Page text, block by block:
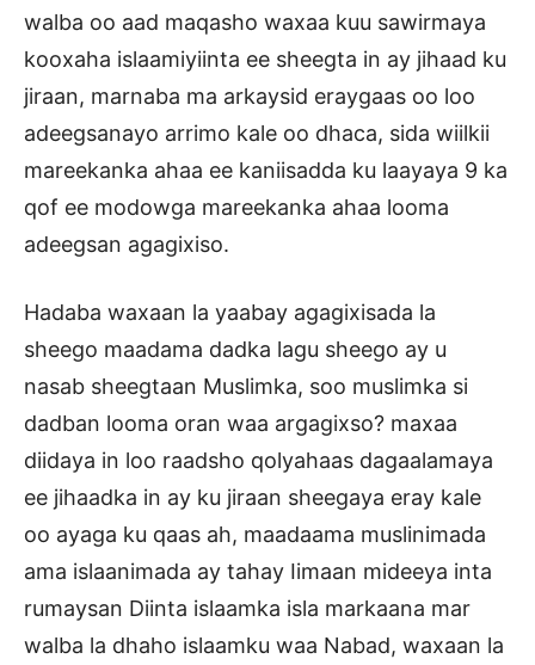
walba oo aad maqasho waxaa kuu sawirmaya
kooxaha islaamiyiinta ee sheegta in ay jihaad ku
jiraan, marnaba ma arkaysid eraygaas oo loo
adeegsanayo arrimo kale oo dhaca, sida wiilkii
mareekanka ahaa ee kaniisadda ku laayaya 9 ka
qof ee modowga mareekanka ahaa looma
adeegsan agagixiso.
Hadaba waxaan la yaabay agagixisada la
sheego maadama dadka lagu sheego ay u
nasab sheegtaan Muslimka, soo muslimka si
dadban looma oran waa argagixso? maxaa
diidaya in loo raadsho qolyahaas dagaalamaya
ee jihaadka in ay ku jiraan sheegaya eray kale
oo ayaga ku qaas ah, maadaama muslinimada
ama islaanimada ay tahay Iimaan mideeya inta
rumaysan Diinta islaamka isla markaana mar
walba la dhaho islaamku waa Nabad, waxaan la